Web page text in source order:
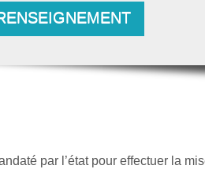
par l’état pour effectuer la